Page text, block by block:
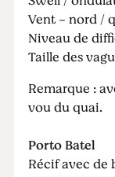
Vent - nord /
Niveau de
Taille des
Remarque :
vou du quai.
Porto Batel
Récif avec de